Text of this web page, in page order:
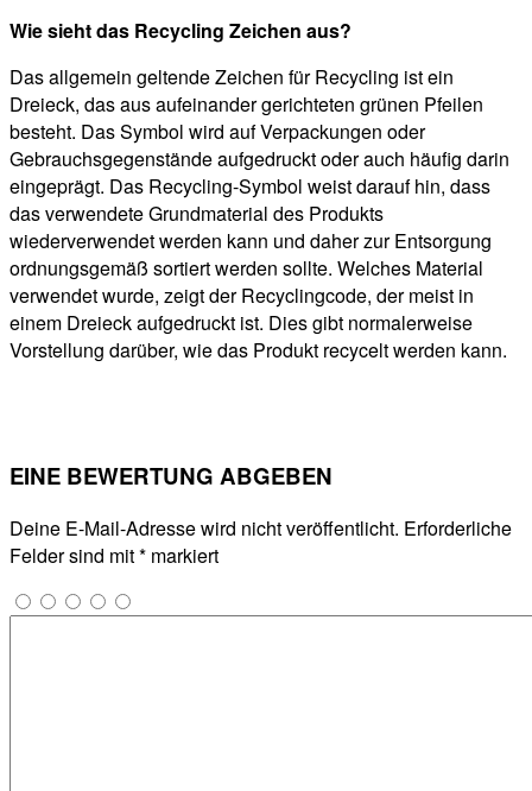
Wie sieht das Recycling Zeichen aus?
Das allgemein geltende Zeichen für Recycling ist ein
Dreieck, das aus aufeinander gerichteten grünen Pfeilen
besteht. Das Symbol wird auf Verpackungen oder
Gebrauchsgegenstände aufgedruckt oder auch häufig darin
eingeprägt. Das Recycling-Symbol weist darauf hin, dass
das verwendete Grundmaterial des Produkts
wiederverwendet werden kann und daher zur Entsorgung
ordnungsgemäß sortiert werden sollte. Welches Material
verwendet wurde, zeigt der Recyclingcode, der meist in
einem Dreieck aufgedruckt ist. Dies gibt normalerweise
Vorstellung darüber, wie das Produkt recycelt werden kann.
EINE BEWERTUNG ABGEBEN
Deine E-Mail-Adresse wird nicht veröffentlicht. Erforderliche
Felder sind mit* markiert